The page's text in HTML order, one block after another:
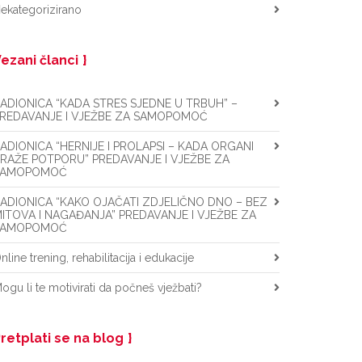
članci
“KADA STRES SJEDNE U TRBUH” –
I VJEŽBE ZA SAMOPOMOĆ
“HERNIJE I PROLAPSI – KADA ORGANI
POTPORU” PREDAVANJE I VJEŽBE ZA
“KAKO OJAČATI ZDJELIČNO DNO – BEZ
I NAGAĐANJA” PREDAVANJE I VJEŽBE ZA
trening, rehabilitacija i edukacije
li te motivirati da počneš vježbati?
se na blog